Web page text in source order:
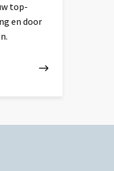
top-
en door